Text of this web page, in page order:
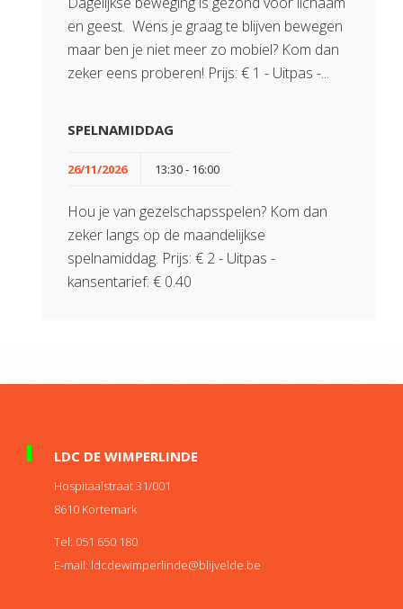
en geest. Wens je graag te blijven bewegen
maar ben je niet meer zo mobiel? Kom dan
zeker eens proberen! Prijs: € 1 - Uitpas -...
SPELNAMIDDAG
26/11/2026 13:30 - 16:00
Hou je van gezelschapsspelen? Kom dan
zeker langs op de maandelijkse
spelnamiddag. Prijs: € 2 - Uitpas -
kansentarief: € 0.40
LDC DE WIMPERLINDE
Hospitaalstraat 31/001
8610 Kortemark
Tel: 051 650 180
E-mail: eb.edlevjilb@ednilrepmiwedcdl